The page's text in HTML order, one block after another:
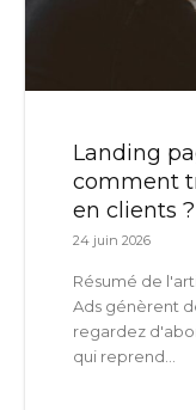
Landing
comment
en clients ?
24 juin 2026
Résumé de
Ads génèrent
regardez
qui reprend...